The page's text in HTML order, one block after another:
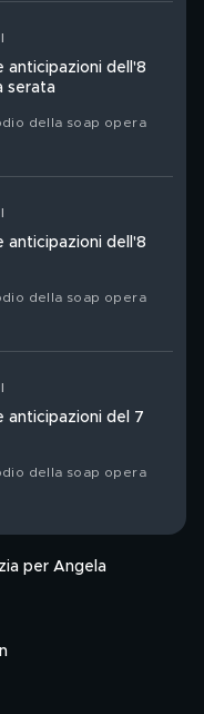
anticipazioni dell'8
serata
della soap opera
anticipazioni dell'8
della soap opera
anticipazioni del 7
della soap opera
per Angela